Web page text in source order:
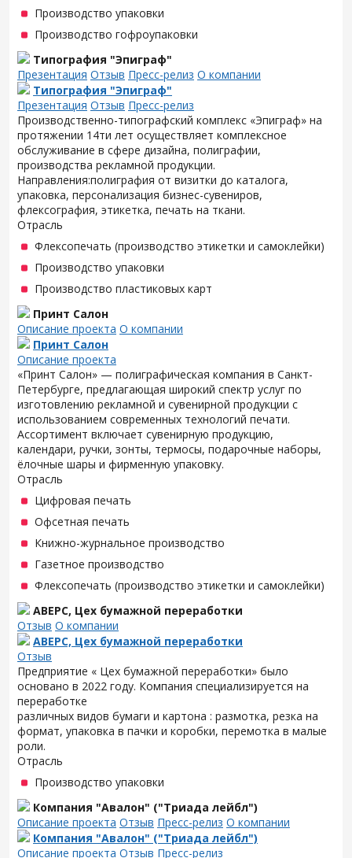
Производство упаковки
Производство гофроупаковки
Типография "Эпиграф"
Презентация Отзыв Пресс-релиз О компании
Типография "Эпиграф"
Презентация Отзыв Пресс-релиз
Производственно-типографский комплекс «Эпиграф» на
протяжении 14ти лет осуществляет комплексное
обслуживание в сфере дизайна, полиграфии,
производства рекламной продукции.
Направления:полиграфия от визитки до каталога,
упаковка, персонализация бизнес-сувениров,
флексография, этикетка, печать на ткани.
Отрасль
Флексопечать (производство этикетки и самоклейки)
Производство упаковки
Производство пластиковых карт
Принт Салон
Описание проекта О компании
Принт Салон
Описание проекта
«Принт Салон» — полиграфическая компания в Санкт-
Петербурге, предлагающая широкий спектр услуг по
изготовлению рекламной и сувенирной продукции с
использованием современных технологий печати.
Ассортимент включает сувенирную продукцию,
календари, ручки, зонты, термосы, подарочные наборы,
ёлочные шары и фирменную упаковку.
Отрасль
Цифровая печать
Офсетная печать
Книжно-журнальное производство
Газетное производство
Флексопечать (производство этикетки и самоклейки)
АВЕРС, Цех бумажной переработки
Отзыв О компании
АВЕРС, Цех бумажной переработки
Отзыв
Предприятие « Цех бумажной переработки» было
основано в 2022 году. Компания специализируется на
переработке
различных видов бумаги и картона : размотка, резка на
формат, упаковка в пачки и коробки, перемотка в малые
роли.
Отрасль
Производство упаковки
Компания "Авалон" ("Триада лейбл")
Описание проекта Отзыв Пресс-релиз О компании
Компания "Авалон" ("Триада лейбл")
Описание проекта Отзыв Пресс-релиз